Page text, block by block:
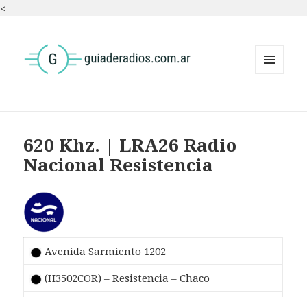
<
620 Khz. | LRA26 Radio
Nacional Resistencia
Avenida Sarmiento 1202
(H3502COR) – Resistencia – Chaco